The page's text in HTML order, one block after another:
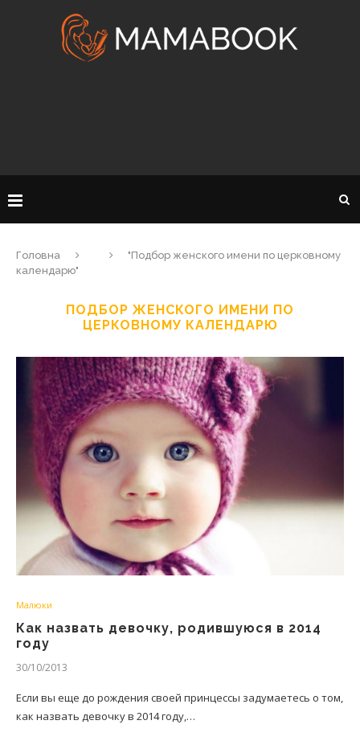
Головна
"Подбор женского имени по церковному
календарю"
ПОДБОР ЖЕНСКОГО ИМЕНИ ПО
ЦЕРКОВНОМУ КАЛЕНДАРЮ
Малюки
Как назвать девочку, родившуюся в 2014
году
30/10/2013
Если вы еще до рождения своей принцессы задумаетесь о том,
как назвать девочку в 2014 году,…